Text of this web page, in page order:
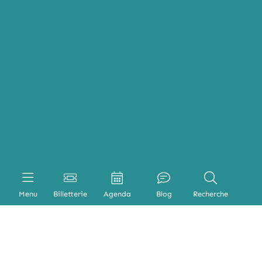
Menu Billetterie Agenda Blog Recherche